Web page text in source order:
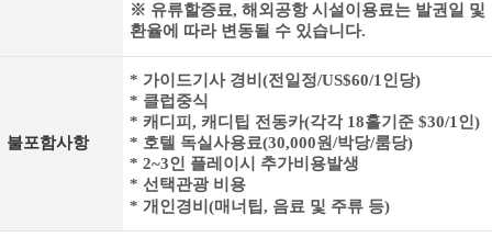
※ 유류할증료, 해외공항 시설이용료는 발권일 및
환율에 따라 변동될 수 있습니다.
불포함사항
* 가이드기사 경비(전일정/US$60/1인당)
* 클럽중식
* 캐디피, 캐디팁 전동카(각각 18홀기준 $30/1인)
* 호텔 독실사용료(30,000원/박당/룸당)
* 2~3인 플레이시 추가비용발생
* 선택관광 비용
* 개인경비(매너팁, 음료 및 주류 등)